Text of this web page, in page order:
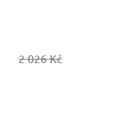
2 026 Kč